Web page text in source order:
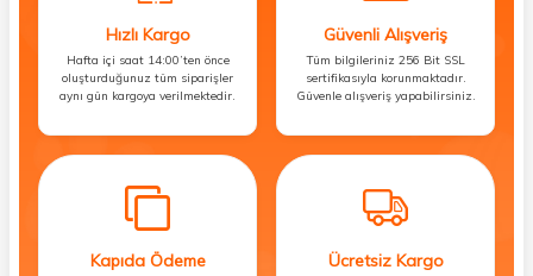
Hızlı Kargo
Hafta içi saat 14:00’ten önce
oluşturduğunuz tüm siparişler
aynı gün kargoya verilmektedir.
Güvenli Alışveriş
Tüm bilgileriniz 256 Bit SSL
sertifikasıyla korunmaktadır.
Güvenle alışveriş yapabilirsiniz.
Kapıda Ödeme Ücretsiz Kargo